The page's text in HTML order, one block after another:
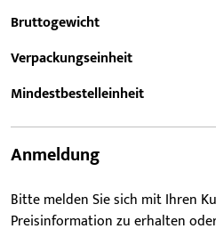
Bruttogewicht
Verpackungseinheit
Mindestbestelleinheit
Anmeldung
Bitte melden Sie sich mit Ihren
Preisinformation zu erhalten